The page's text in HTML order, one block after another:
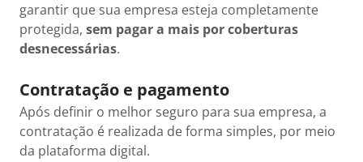
garantir que sua empresa esteja completamente
protegida, sem pagar a mais por coberturas
desnecessárias.
Contratação e pagamento
Após definir o melhor seguro para sua empresa, a
contratação é realizada de forma simples, por meio
da plataforma digital.